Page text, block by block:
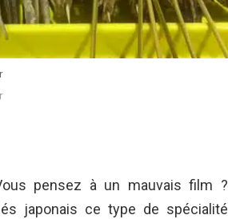
pensez à un mauvais film ?
japonais ce type de spécialité